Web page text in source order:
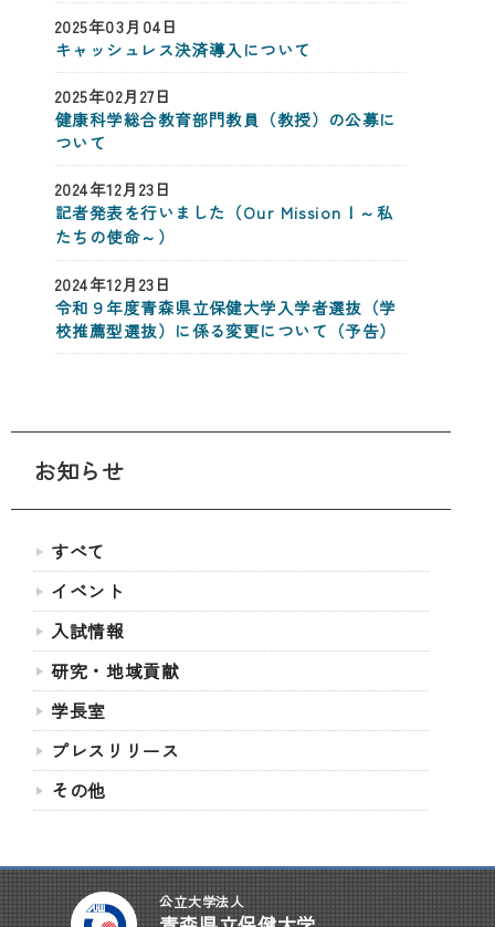
2025年03月04日
キャッシュレス決済導入について
2025年02月27日
健康科学総合教育部門教員（教授）の公募に
ついて
2024年12月23日
記者発表を行いました（Our Mission！～私
たちの使命～）
2024年12月23日
令和９年度青森県立保健大学入学者選抜（学
校推薦型選抜）に係る変更について（予告）
お知らせ
すべて
イベント
入試情報
研究・地域貢献
学長室
プレスリリース
その他
公立大学法人